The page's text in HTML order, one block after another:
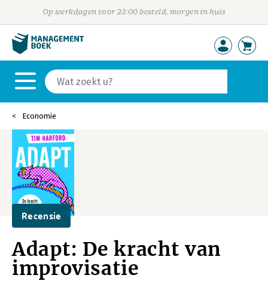
Op werkdagen voor 23:00 besteld, morgen in huis
Economie
Recensie
Adapt: De kracht van
improvisatie